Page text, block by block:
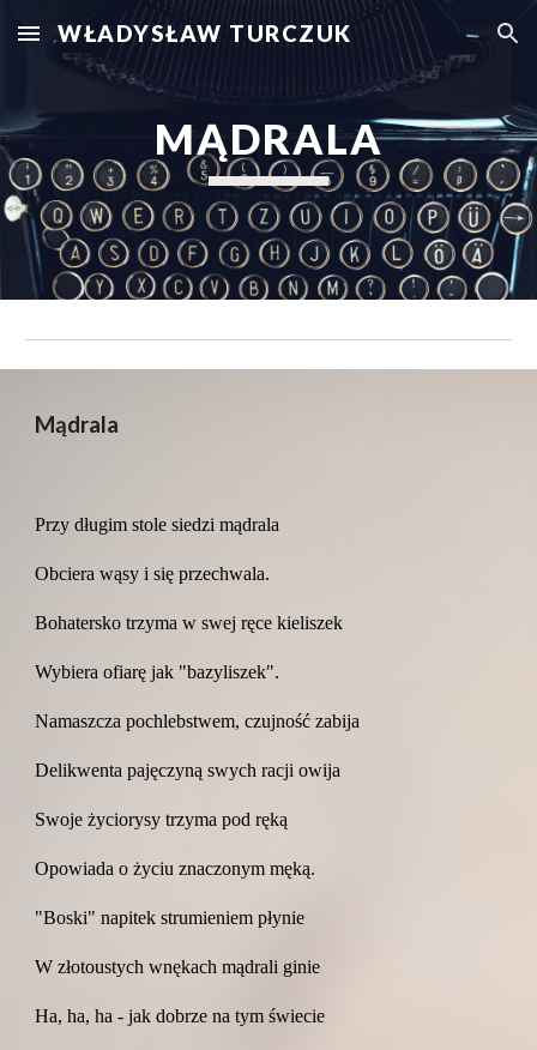
Skip to main content Skip to navigation
WŁADYSŁAW TURCZUK
MĄDRALA
Mądrala
Przy długim stole siedzi mądrala
Obciera wąsy i się przechwala.
Bohatersko trzyma w swej ręce kieliszek
Wybiera ofiarę jak "bazyliszek".
Namaszcza pochlebstwem, czujność zabija
Delikwenta pajęczyną swych racji owija
Swoje życiorysy trzyma pod ręką
Opowiada o życiu znaczonym męką.
"Boski" napitek strumieniem płynie
W złotoustych wnękach mądrali ginie
Ha, ha, ha - jak dobrze na tym świecie